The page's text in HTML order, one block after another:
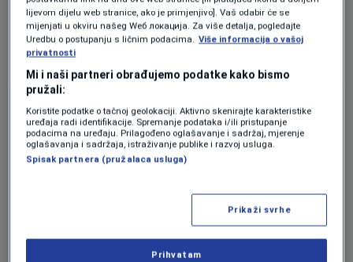
Irfan Mirza, jedan od čelnih ljudi
Microsofta: Niko drugi neće
čuvati Bosnu i Hercegovinu ako
Forbes BiH
Dionice Microsofta pale su oko 19 posto
tokom proteklog mjeseca, što predstavlja
najlošiji mjesečni rezultat kompanije od
Microsoft je i ranije provodio velika
lijevom dijelu web stranice, ako je primjenjivo]. Vaš odabir će se
mijenjati u okviru našeg Wеб локација. Za više detalja, pogledajte
Uredbu o postupanju s ličnim podacima. Više informacija o vašoj
privatnosti
Mi i naši partneri obrađujemo podatke kako bismo
pružali:
Koristite podatke o tačnoj geolokaciji. Aktivno skenirajte karakteristike
uređaja radi identifikacije. Spremanje podataka i/ili pristupanje
podacima na uređaju. Prilagođeno oglašavanje i sadržaj, mjerenje
oglašavanja i sadržaja, istraživanje publike i razvoj usluga.
Spisak partnera (pružalaca usluga)
Prikaži svrhe
Prihvatam